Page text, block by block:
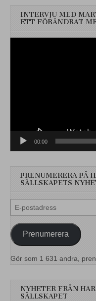
INTERVJU MED
ETT FÖRÄNDRAT
00:00
PRENUMERERA PÅ
SÄLLSKAPETS
E-
postadress
Prenumerera
Gör som 1 631 andra,
NYHETER FRÅN
SÄLLSKAPET